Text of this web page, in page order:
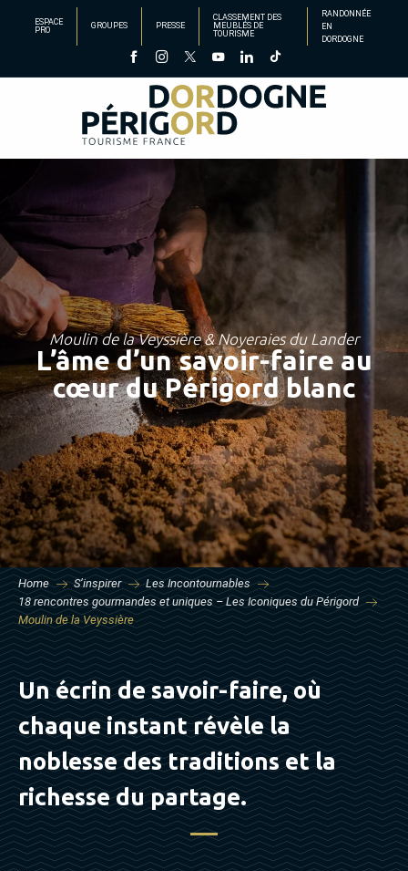
principal
ESPACE
PRO
GROUPES PRESSE
CLASSEMENT DES
MEUBLÉS DE
TOURISME
RANDONNÉE
EN
DORDOGNE
Moulin de la Veyssière & Noyeraies du Lander
L’âme d’un savoir-faire au
cœur du Périgord blanc
Home S’inspirer
Les Incontournables
18 rencontres gourmandes et uniques – Les Iconiques du Périgord
Moulin de la Veyssière
Un écrin de savoir-faire, où
chaque instant révèle la
noblesse des traditions et la
richesse du partage.